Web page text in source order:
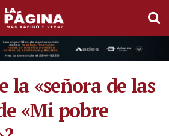
la «señora de las
«Mi pobre